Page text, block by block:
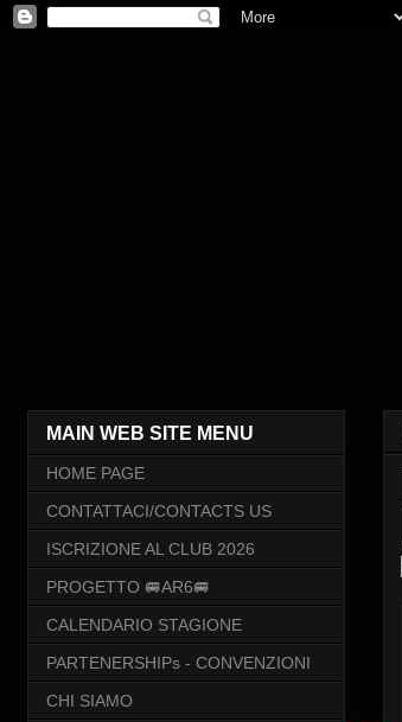
MAIN WEB SITE MENU
HOME PAGE
CONTATTACI/CONTACTS US
ISCRIZIONE AL CLUB 2026
PROGETTO 🚐AR6🚐
CALENDARIO STAGIONE
PARTENERSHIPs - CONVENZIONI
CHI SIAMO